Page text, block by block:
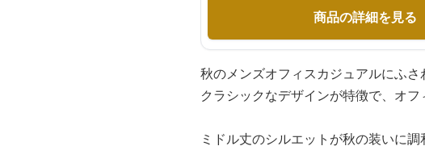
商品の詳細を見る
秋のメンズオフィスカジュアルにふさ
クラシックなデザインが特徴で、オフ
ミドル丈のシルエットが秋の装いに